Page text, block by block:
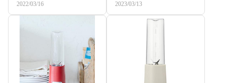
2022/03/16 2023/03/13